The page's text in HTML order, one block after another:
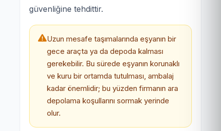
güvenliğine tehdittir.
Uzun mesafe taşımalarında eşyanın bir
gece araçta ya da depoda kalması
gerekebilir. Bu sürede eşyanın korunaklı
ve kuru bir ortamda tutulması, ambalaj
kadar önemlidir; bu yüzden firmanın ara
depolama koşullarını sormak yerinde
olur.